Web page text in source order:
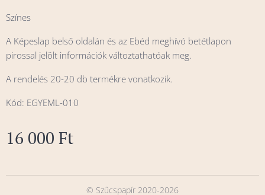
Színes
A Képeslap belső oldalán és az Ebéd meghívó betétlapon
pirossal jelölt információk változtathatóak meg.
A rendelés 20-20 db termékre vonatkozik.
Kód: EGYEML-010
16 000 Ft
© Szűcspapír 2020-2026